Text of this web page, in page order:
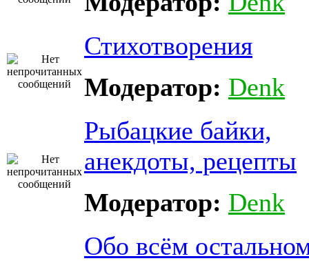
Стихотворения
Модератор: Denk
Рыбацкие байки,
анекдоты, рецепты
Модератор: Denk
Обо всём